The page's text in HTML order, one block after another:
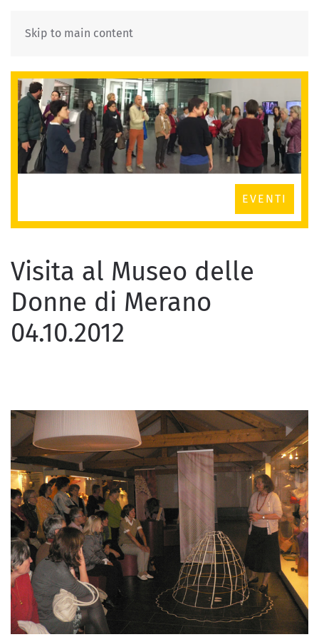
Skip to main content
EVENTI
Visita al Museo delle
Donne di Merano
04.10.2012